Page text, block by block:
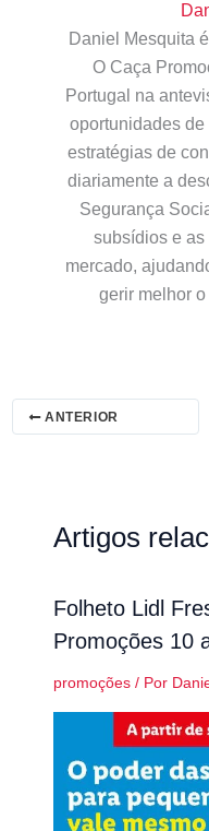
Daniel Mesquita
O Caça
Portugal na
oportunidades
estratégias de
diariamente a
Segurança
subsídios e as
mercado,
gerir melhor
ANTERIOR
Artigos
Folheto Lidl
Promoções 10
promoções/ Por